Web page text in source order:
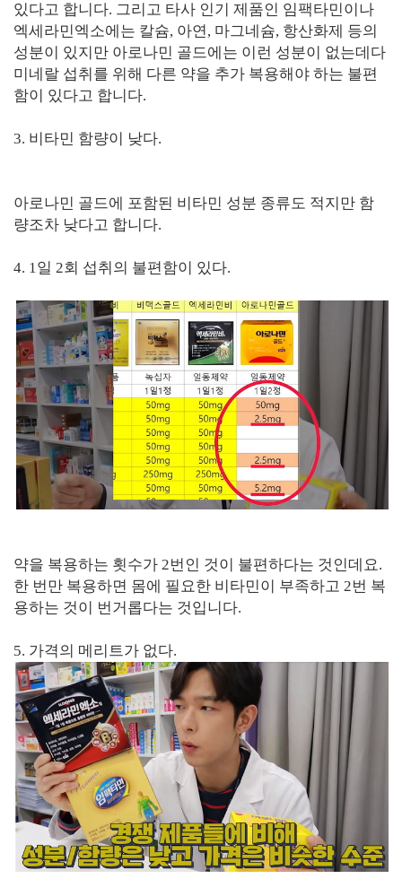
있다고 합니다. 그리고 타사 인기 제품인 임팩타민이나
엑세라민엑소에는 칼슘, 아연, 마그네슘, 항산화제 등의
성분이 있지만 아로나민 골드에는 이런 성분이 없는데다
미네랄 섭취를 위해 다른 약을 추가 복용해야 하는 불편
함이 있다고 합니다.
3. 비타민 함량이 낮다.
아로나민 골드에 포함된 비타민 성분 종류도 적지만 함
량조차 낮다고 합니다.
4. 1일 2회 섭취의 불편함이 있다.
약을 복용하는 횟수가 2번인 것이 불편하다는 것인데요.
한 번만 복용하면 몸에 필요한 비타민이 부족하고 2번 복
용하는 것이 번거롭다는 것입니다.
5. 가격의 메리트가 없다.